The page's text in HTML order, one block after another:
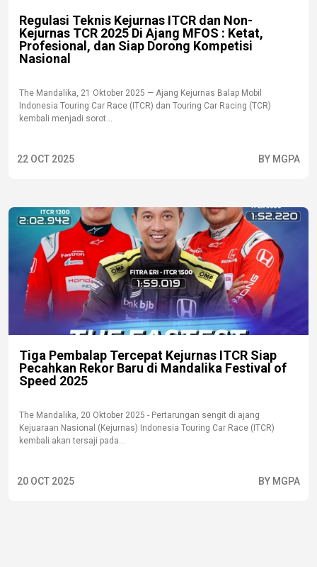
Regulasi Teknis Kejurnas ITCR dan Non-
Kejurnas TCR 2025 Di Ajang MFOS : Ketat,
Profesional, dan Siap Dorong Kompetisi
Nasional
The Mandalika, 21 Oktober 2025 — Ajang Kejurnas Balap Mobil
Indonesia Touring Car Race (ITCR) dan Touring Car Racing (TCR)
kembali menjadi sorot...
22 OCT 2025 BY MGPA
Tiga Pembalap Tercepat Kejurnas ITCR Siap
Pecahkan Rekor Baru di Mandalika Festival of
Speed 2025
The Mandalika, 20 Oktober 2025 - Pertarungan sengit di ajang
Kejuaraan Nasional (Kejurnas) Indonesia Touring Car Race (ITCR)
kembali akan tersaji pada...
20 OCT 2025 BY MGPA